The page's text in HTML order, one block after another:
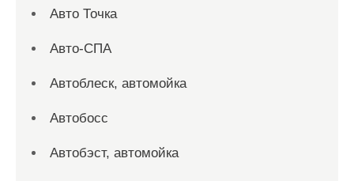
Авто Точка
Авто-СПА
Автоблеск, автомойка
Автобосс
Автобэст, автомойка